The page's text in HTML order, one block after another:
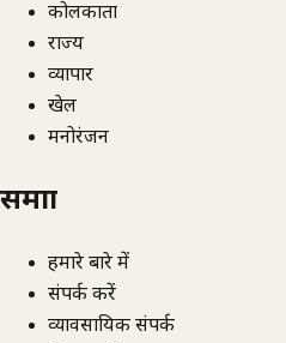
कोलकाता
राज्य
व्यापार
खेल
मनोरंजन
समाज्ञा
हमारे बारे में
संपर्क करें
व्यावसायिक संपर्क